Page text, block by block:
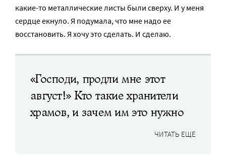
какие-то металлические листы были сверху. И у меня
сердце екнуло. Я подумала, что мне надо ее
восстановить. Я хочу это сделать. И сделаю.
«Господи, продли мне этот
август!» Кто такие хранители
храмов, и зачем им это нужно
ЧИТАТЬ ЕЩЕ